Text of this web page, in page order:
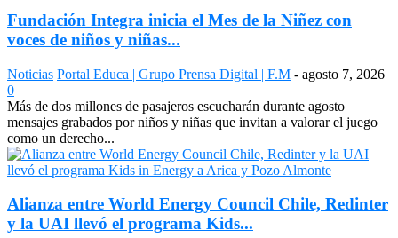
Fundación Integra inicia el Mes de la Niñez con
voces de niños y niñas...
Noticias Portal Educa | Grupo Prensa Digital | F.M - agosto 7, 2026
0
Más de dos millones de pasajeros escucharán durante agosto
mensajes grabados por niños y niñas que invitan a valorar el juego
como un derecho...
Alianza entre World Energy Council Chile, Redinter
y la UAI llevó el programa Kids...